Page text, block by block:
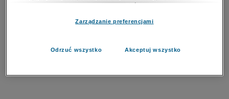
cookies" na dole strony. Nie możesz sprzeciwić się przetwarzaniu przez
zapobiegania oszustwom i naprawiania błędów, a w tym celu mogą zostać
przetwarzaniu danych osobowych w celu dostarczania i prezentacji reklam i
Zarządzanie preferencjami
Odrzuć wszystko Akceptuj wszystko